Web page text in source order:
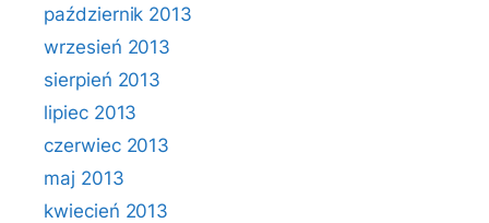
październik 2013
wrzesień 2013
sierpień 2013
lipiec 2013
czerwiec 2013
maj 2013
kwiecień 2013